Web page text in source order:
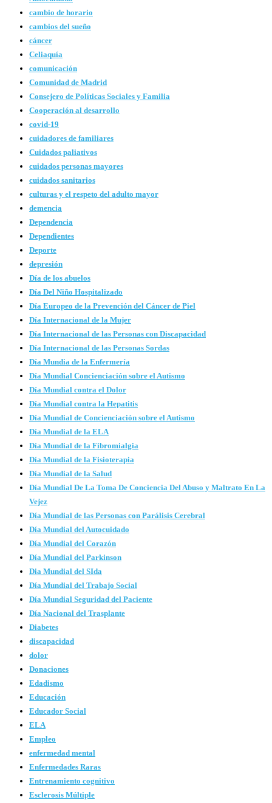
cambio de horario
cambios del sueño
cáncer
Celiaquía
comunicación
Comunidad de Madrid
Consejero de Políticas Sociales y Familia
Cooperación al desarrollo
covid-19
cuidadores de familiares
Cuidados paliativos
cuidados personas mayores
cuidados sanitarios
culturas y el respeto del adulto mayor
demencia
Dependencia
Dependientes
Deporte
depresión
Día de los abuelos
Día Del Niño Hospitalizado
Día Europeo de la Prevención del Cáncer de Piel
Día Internacional de la Mujer
Día Internacional de las Personas con Discapacidad
Día Internacional de las Personas Sordas
Día Mundia de la Enfermería
Día Mundial Concienciación sobre el Autismo
Día Mundial contra el Dolor
Día Mundial contra la Hepatitis
Día Mundial de Concienciación sobre el Autismo
Día Mundial de la ELA
Día Mundial de la Fibromialgia
Día Mundial de la Fisioterapia
Día Mundial de la Salud
Día Mundial De La Toma De Conciencia Del Abuso y Maltrato En La
Vejez
Día Mundial de las Personas con Parálisis Cerebral
Día Mundial del Autocuidado
Día Mundial del Corazón
Día Mundial del Parkinson
Dia Mundial del SIda
Día Mundial del Trabajo Social
Día Mundial Seguridad del Paciente
Día Nacional del Trasplante
Diabetes
discapacidad
dolor
Donaciones
Edadismo
Educación
Educador Social
ELA
Empleo
enfermedad mental
Enfermedades Raras
Entrenamiento cognitivo
Esclerosis Múltiple